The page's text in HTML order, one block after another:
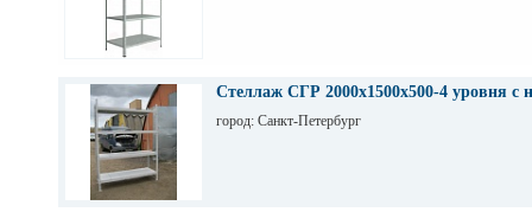
Стеллаж СГР 2000х1500х500-4 уровня с
город: Санкт-Петербург